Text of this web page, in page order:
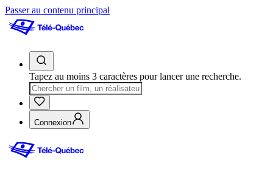
Passer au contenu principal
Tapez au moins 3 caractères pour lancer une recherche.
Connexion